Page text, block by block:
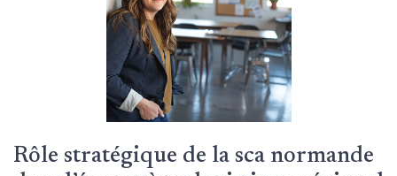
Rôle stratégique de la sca normande